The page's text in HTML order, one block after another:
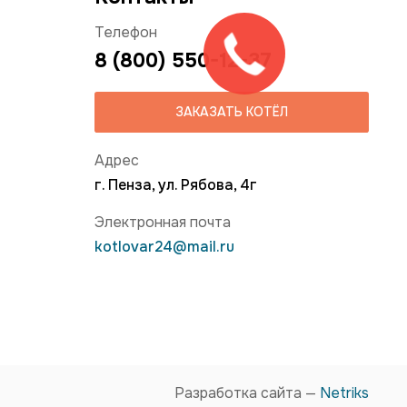
Телефон
8 (800) 550-12-37
ЗАКАЗАТЬ КОТЁЛ
Адрес
г. Пенза, ул. Рябова, 4г
Электронная почта
kotlovar24@mail.ru
Разработка сайта — Netriks